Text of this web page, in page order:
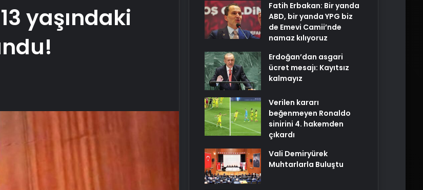
yaşındaki
Fatih Erbakan: Bir yanda
ABD, bir yanda YPG biz
de Emevi Camii’nde
namaz kılıyoruz
Erdoğan’dan asgari
ücret mesajı: Kayıtsız
kalmayız
Verilen kararı
beğenmeyen Ronaldo
sinirini 4. hakemden
çıkardı
Vali Demiryürek
Muhtarlarla Buluştu